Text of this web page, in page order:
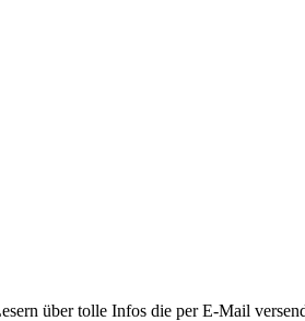
über tolle Infos die per E-Mail